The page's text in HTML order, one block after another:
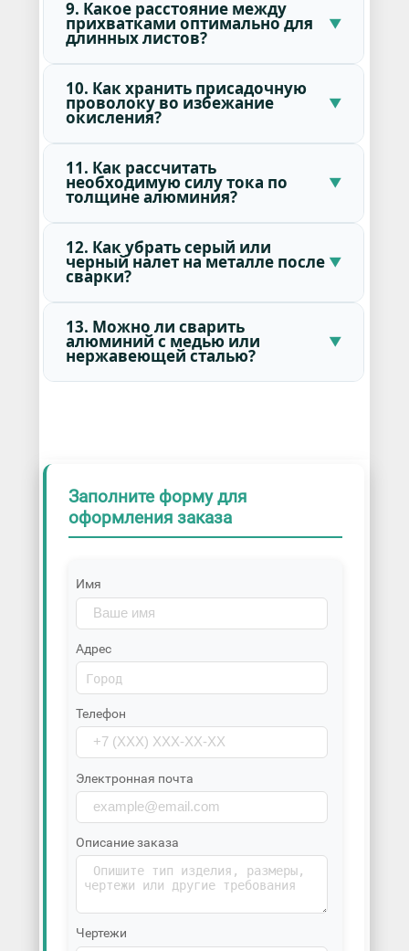
9. Какое расстояние между
прихватками оптимально для
длинных листов?
10. Как хранить присадочную
проволоку во избежание
окисления?
11. Как рассчитать
необходимую силу тока по
толщине алюминия?
12. Как убрать серый или
черный налет на металле после
сварки?
13. Можно ли сварить
алюминий с медью или
нержавеющей сталью?
Заполните форму для
оформления заказа
Имя
Адрес
Телефон
Электронная почта
Описание заказа
Чертежи